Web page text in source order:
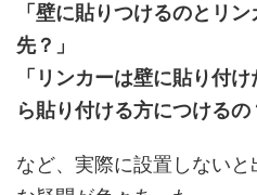
「壁に貼りつけるのとリ
先？」
「リンカーは壁に貼り付
ら貼り付ける方につけるの
など、実際に設置しない